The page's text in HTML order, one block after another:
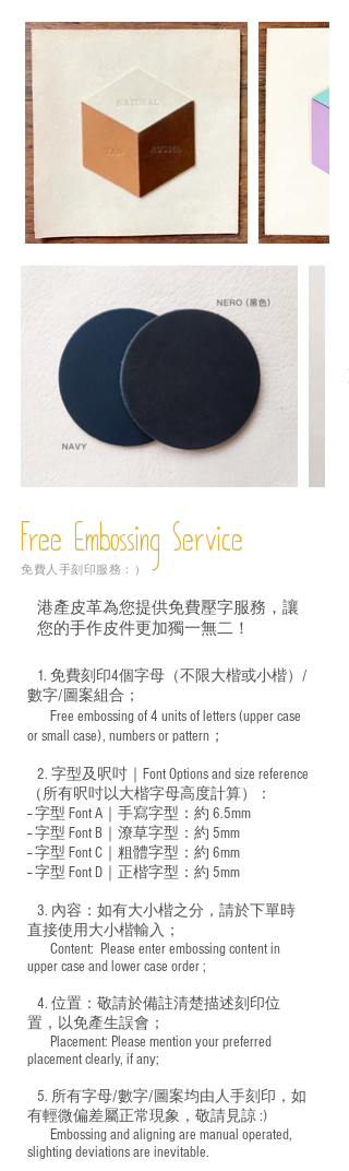
Free Embossing Service
免費人手刻印服務：）
港產皮革為您提供免費壓字服務，讓
您的手作皮件更加獨一無二！
1. 免費刻印4個字母（不限大楷或小楷）/
數字/圖案組合；
Free embossing of 4 units of letters (upper case
or small case), numbers or pattern；
2. 字型及呎吋｜ Font Options and size reference
（所有呎吋以大楷字母高度計算）：
-- 字型 Font A｜手寫字型：約 6.5mm
-- 字型 Font B｜潦草字型： 約 5mm
-- 字型 Font C｜粗體字型：約 6mm
-- 字型 Font D｜正楷字型： 約 5mm
3. 內容：如有大小楷之分，請於下單時
直接使用大小楷輸入；
​ Content: Please enter embossing content in
upper case and lower case order ;
4. 位置：敬請於備註清楚描述刻印位
置，以免產生誤會；
​ Placement: Please mention your preferred
placement clearly, if any;
5. 所有字母/數字/圖案均由人手刻印，如
有輕微偏差屬正常現象，敬請見諒 :)
​ Embossing and aligning are manual operated,
slighting deviations are inevitable.